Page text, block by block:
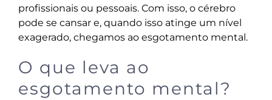
profissionais ou pessoais. Com isso, o cérebro
pode se cansar e, quando isso atinge um nível
exagerado, chegamos ao esgotamento mental.
O que leva ao
esgotamento mental?